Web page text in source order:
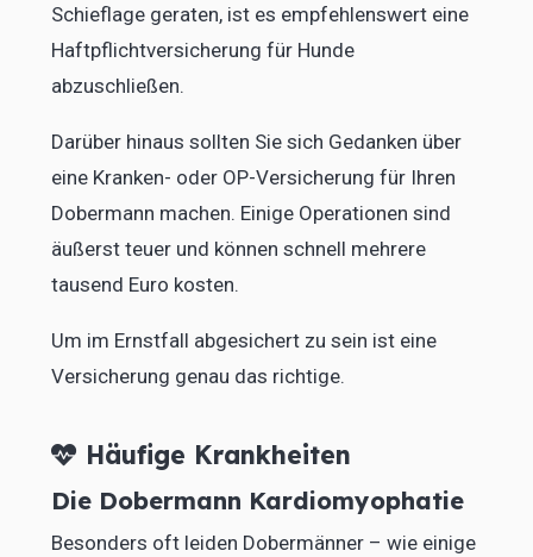
Schieflage geraten, ist es empfehlenswert eine
Haftpflichtversicherung für Hunde
abzuschließen.
Darüber hinaus sollten Sie sich Gedanken über
eine Kranken- oder OP-Versicherung für Ihren
Dobermann machen. Einige Operationen sind
äußerst teuer und können schnell mehrere
tausend Euro kosten.
Um im Ernstfall abgesichert zu sein ist eine
Versicherung genau das richtige.
Häufige Krankheiten
Die Dobermann Kardiomyophatie
Besonders oft leiden Dobermänner – wie einige